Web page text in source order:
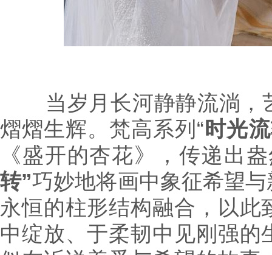
当岁月长河静静流淌，
熠熠生辉。梵高系列“时光
《盛开的杏花》，传递出
转”巧妙地将画中象征希望
永恒的柱形结构融合，以
中绽放、于柔韧中见刚强